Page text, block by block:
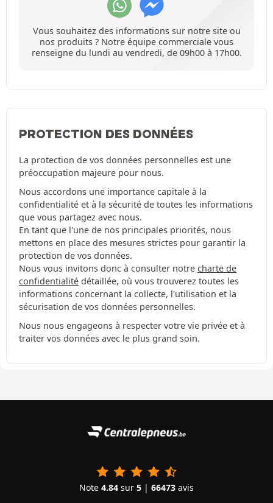
Vous souhaitez des informations sur notre site ou
nos produits ? Notre équipe commerciale vous
renseigne du lundi au vendredi, de 09h00 à 17h00.
PROTECTION DES DONNÉES
La protection de vos données personnelles est une
préoccupation majeure pour nous.
Nous accordons une importance capitale à la
confidentialité et à la sécurité de toutes les informations
que vous partagez avec nous.
En tant que l'une de nos principales priorités, nous
mettons en place des mesures strictes pour garantir la
protection de vos données.
Nous vous invitons donc à consulter notre charte de
confidentialité détaillée, où vous trouverez toutes les
informations concernant la collecte, l'utilisation et la
sécurisation de vos données personnelles.
Nous nous engageons à respecter votre vie privée et à
traiter vos données avec le plus grand soin.
Note 4.84 sur 5 | 66473 avis